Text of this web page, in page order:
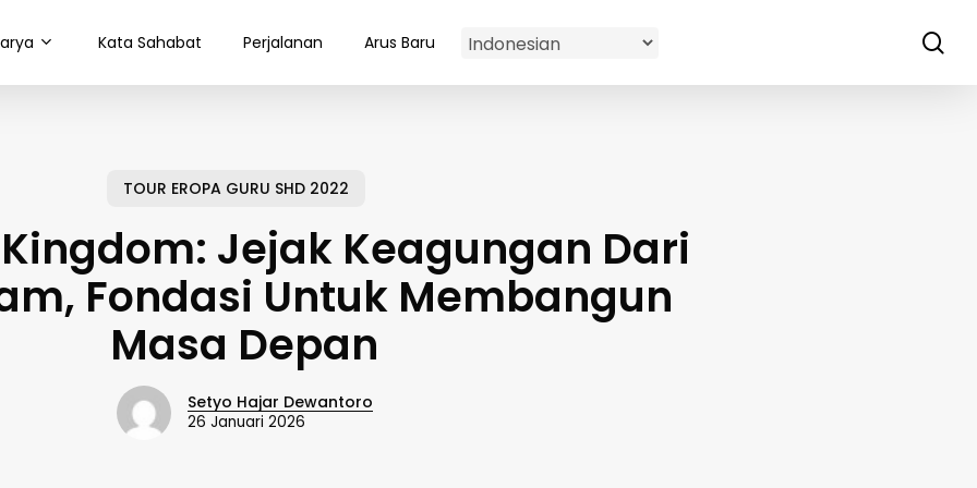
Kata Sahabat Perjalanan Arus Baru
TOUR EROPA GURU SHD 2022
Jejak Keagungan Dari
Fondasi Untuk Membangun
Masa Depan
Setyo Hajar Dewantoro
26 Januari 2026